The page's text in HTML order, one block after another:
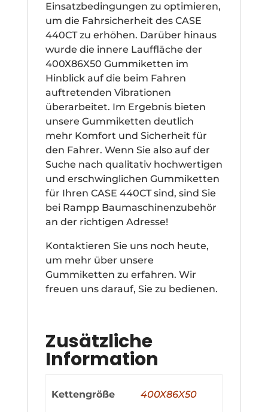
Einsatzbedingungen zu optimieren,
um die Fahrsicherheit des CASE
440CT zu erhöhen. Darüber hinaus
wurde die innere Lauffläche der
400X86X50 Gummiketten im
Hinblick auf die beim Fahren
auftretenden Vibrationen
überarbeitet. Im Ergebnis bieten
unsere Gummiketten deutlich
mehr Komfort und Sicherheit für
den Fahrer. Wenn Sie also auf der
Suche nach qualitativ hochwertigen
und erschwinglichen Gummiketten
für Ihren CASE 440CT sind, sind Sie
bei Rampp Baumaschinenzubehör
an der richtigen Adresse!
Kontaktieren Sie uns noch heute,
um mehr über unsere
Gummiketten zu erfahren. Wir
freuen uns darauf, Sie zu bedienen.
Zusätzliche
Information
Kettengröße 400X86X50